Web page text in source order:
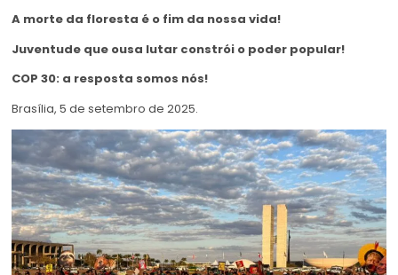
A morte da floresta é o fim da nossa vida!
Juventude que ousa lutar constrói o poder popular!
COP 30: a resposta somos nós!
Brasília, 5 de setembro de 2025.